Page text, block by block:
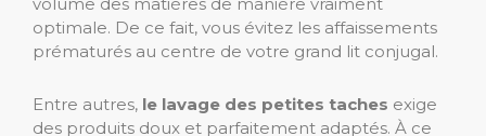
optimale. De ce fait, vous évitez les affaissements
prématurés au centre de votre grand lit conjugal.
Entre autres, le lavage des petites taches exige
des produits doux et parfaitement adaptés. À ce